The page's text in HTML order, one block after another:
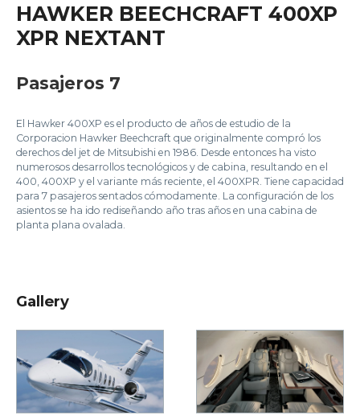
HAWKER BEECHCRAFT 400XP
XPR NEXTANT
Pasajeros 7
El Hawker 400XP es el producto de años de estudio de la
Corporacion Hawker Beechcraft que originalmente compró los
derechos del jet de Mitsubishi en 1986. Desde entonces ha visto
numerosos desarrollos tecnológicos y de cabina, resultando en el
400, 400XP y el variante más reciente, el 400XPR. Tiene capacidad
para 7 pasajeros sentados cómodamente. La configuración de los
asientos se ha ido rediseñando año tras años en una cabina de
planta plana ovalada.
Gallery